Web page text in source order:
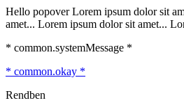
Hello popover Lorem ipsum dolor sit
amet... Lorem ipsum dolor sit amet...
* common.systemMessage *
* common.okay *
Rendben